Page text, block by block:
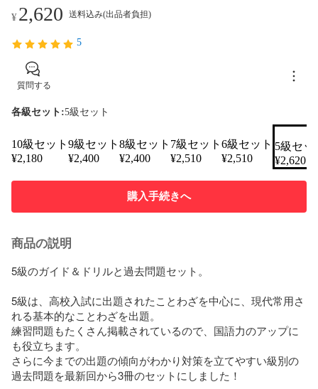
¥2,620 送料込み(出品者負担)
5
質問する
各級セット:5級セット
10級セット
¥2,180
9級セット
¥2,400
8級セット
¥2,400
7級セット
¥2,510
6級セット
¥2,510
5級セッ
¥2,620
購入手続きへ
商品の説明
5級のガイド＆ドリルと過去問題セット。
5級は、高校入試に出題されたことわざを中心に、現代常用さ
れる基本的なことわざを出題。
練習問題もたくさん掲載されているので、国語力のアップに
も役立ちます。
さらに今までの出題の傾向がわかり対策を立てやすい級別の
過去問題を最新回から3冊のセットにしました！